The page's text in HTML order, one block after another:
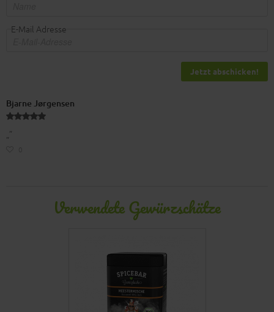
E-Mail Adresse
Jetzt abschicken!
Bjarne Jørgensen
„”
Verwendete Gewürzschätze